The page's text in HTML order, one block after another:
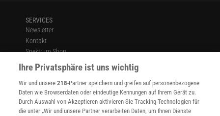
SERVICES
Newsletter
Kontakt
Spektrum Shop
Im Handel kaufen
Presse
Verträge kündigen
INFO
Mediadaten
Ihre Privatsphäre ist uns wichtig
Wir und unsere218-Partner speichern und greifen auf personenbezogene
Daten wie Browserdaten oder eindeutige Kennungen auf Ihrem Gerät zu.
Durch Auswahl von Akzeptieren aktivieren Sie Tracking-Technologien für
die unter „Wir und unsere Partner verarbeiten Daten, um Ihnen Dienste